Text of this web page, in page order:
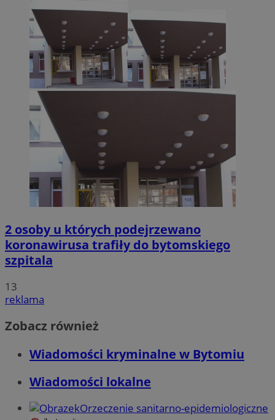
2 osoby u których podejrzewano
koronawirusa trafiły do bytomskiego
szpitala
13
reklama
Zobacz również
Wiadomości kryminalne w Bytomiu
Wiadomości lokalne
Orzeczenie sanitarno-epidemiologiczne